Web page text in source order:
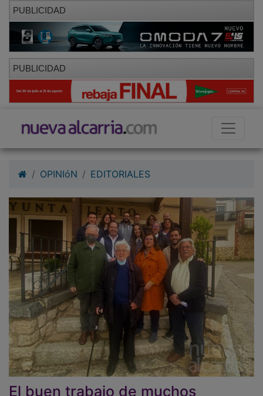
PUBLICIDAD
PUBLICIDAD
OPINIóN EDITORIALES
El buen trabajo de muchos